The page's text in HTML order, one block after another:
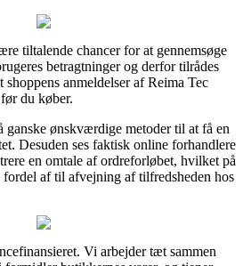
tiltalende chancer for at gennemsøge
betragtninger og derfor tilrådes
shoppens anmeldelser af Reima Tec
du køber.
ganske ønskværdige metoder til at få en
Desuden ses faktisk online forhandlere
en omtale af ordreforløbet, hvilket på
fordel af til afvejning af tilfredsheden hos
Vi arbejder tæt sammen